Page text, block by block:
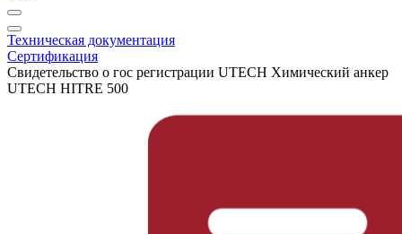
Техническая документация
Сертификация
Свидетельство о гос регистрации UTECH Химический анкер
UTECH HITRE 500